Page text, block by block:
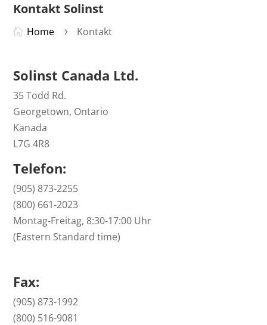
Kontakt Solinst
 Home 5 Kontakt
Solinst Canada Ltd.
35 Todd Rd.
Georgetown, Ontario
Kanada
L7G 4R8
Telefon:
(905) 873-2255
(800) 661-2023
Montag-Freitag, 8:30-17:00 Uhr
(Eastern Standard time)
Fax:
(905) 873-1992
(800) 516-9081